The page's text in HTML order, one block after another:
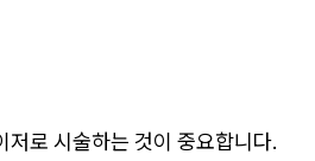
저로 시술하는 것이 중요합니다.